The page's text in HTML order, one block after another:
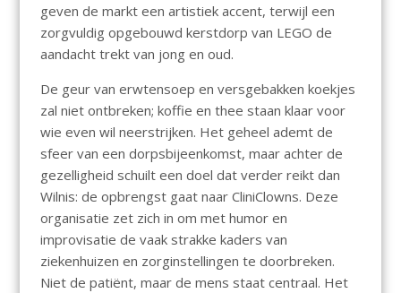
geven de markt een artistiek accent, terwijl een
zorgvuldig opgebouwd kerstdorp van LEGO de
aandacht trekt van jong en oud.
De geur van erwtensoep en versgebakken koekjes
zal niet ontbreken; koffie en thee staan klaar voor
wie even wil neerstrijken. Het geheel ademt de
sfeer van een dorpsbijeenkomst, maar achter de
gezelligheid schuilt een doel dat verder reikt dan
Wilnis: de opbrengst gaat naar CliniClowns. Deze
organisatie zet zich in om met humor en
improvisatie de vaak strakke kaders van
ziekenhuizen en zorginstellingen te doorbreken.
Niet de patiënt, maar de mens staat centraal. Het